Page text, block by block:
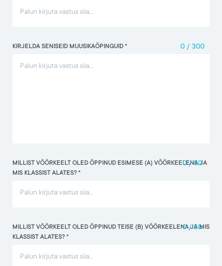
KIRJELDA SENISEID MUUSIKAÕPINGUID * 0/ 300
MILLIST VÕÕRKEELT OLED ÕPPINUD ESIMESE (A) VÕÕRKEELENA JA
MIS KLASSIST ALATES? *
0/50
MILLIST VÕÕRKEELT OLED ÕPPINUD TEISE (B) VÕÕRKEELENA JA MIS
KLASSIST ALATES? *
0/50